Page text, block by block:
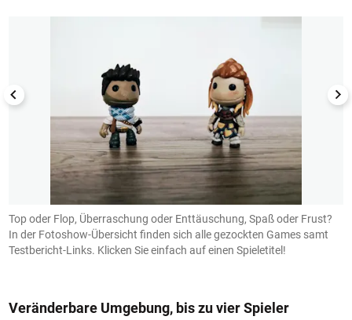
Top oder Flop, Überraschung oder Enttäuschung, Spaß oder Frust?
In der Fotoshow-Übersicht finden sich alle gezockten Games samt
Testbericht-Links. Klicken Sie einfach auf einen Spieletitel!
Veränderbare Umgebung, bis zu vier Spieler